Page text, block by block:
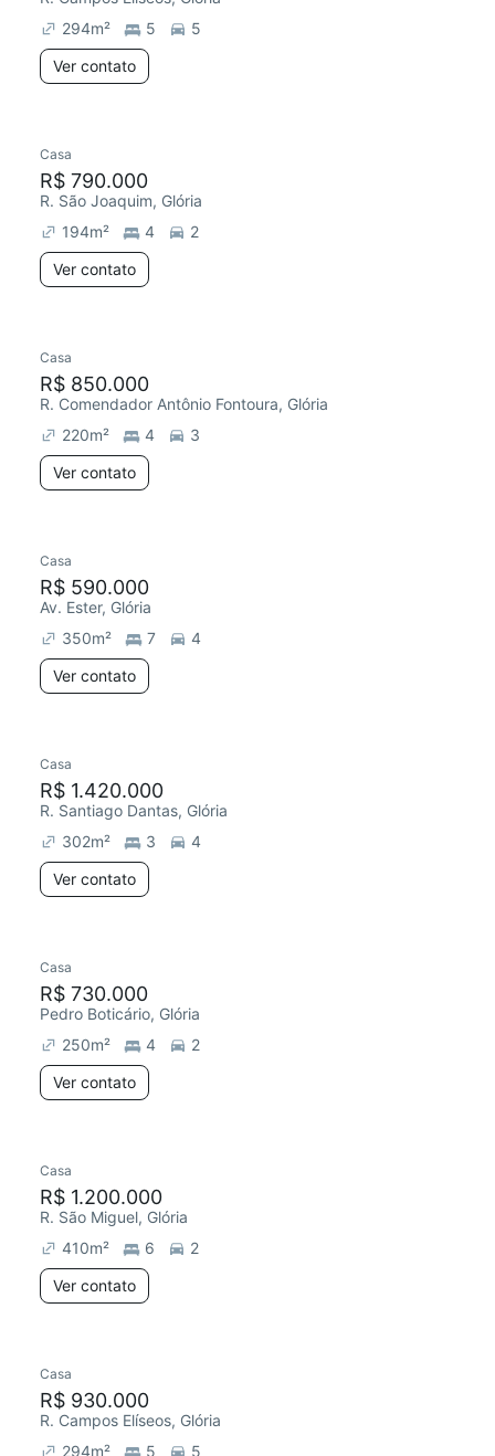
294m² 5
5
Ver contato
Casa
R$ 790.000
R. São Joaquim, Glória
194m² 4
2
Ver contato
Casa
R$ 850.000
R. Comendador Antônio Fontoura, Glória
220m² 4
3
Ver contato
Casa
R$ 590.000
Av. Ester, Glória
350m² 7
4
Ver contato
Casa
R$ 1.420.000
R. Santiago Dantas, Glória
302m² 3
4
Ver contato
Casa
R$ 730.000
Pedro Boticário, Glória
250m² 4
2
Ver contato
Casa
R$ 1.200.000
R. São Miguel, Glória
410m² 6
2
Ver contato
Casa
R$ 930.000
R. Campos Elíseos, Glória
294m² 5 5